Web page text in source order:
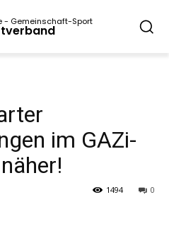
- Gemeinschaft-Sport
im GAZi-
0
1494